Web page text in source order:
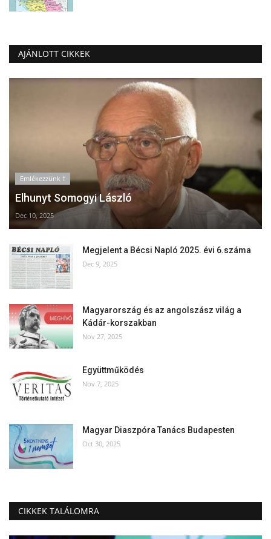
AJÁNLOTT CIKKEK
Emlékezzünk †
Elhunyt Somogyi László
Dec 10, 2025
Megjelent a Bécsi Napló 2025. évi 6.száma
Dec 9, 2025
Magyarország és az angolszász világ a
Kádár-korszakban
Nov 27, 2025
Együttműködés
Nov 7, 2025
Magyar Diaszpóra Tanács Budapesten
Oct 30, 2025
CIKKEK TALÁLOMRA